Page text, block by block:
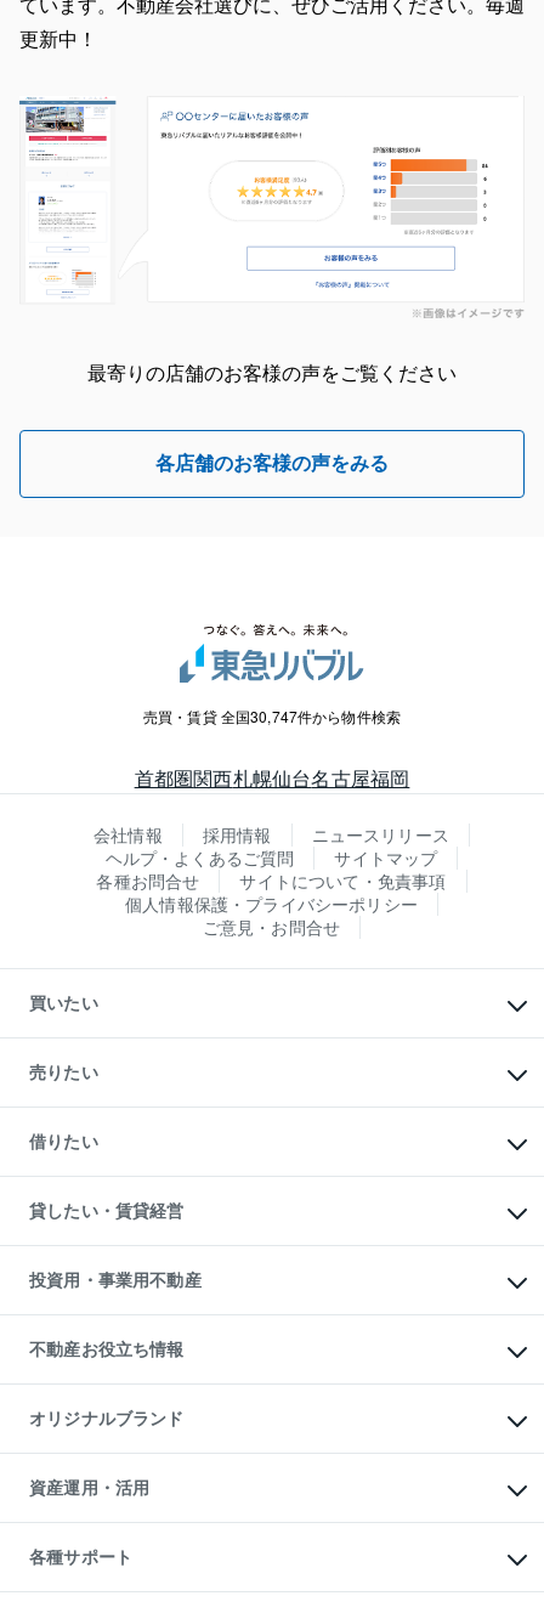
ています。不動産会社選びに、ぜひご活用ください。毎週
更新中！
最寄りの店舗のお客様の声をご覧ください
各店舗のお客様の声をみる
売買・賃貸 全国30,747件から物件検索
首都圏関西札幌仙台名古屋福岡
会社情報 採用情報
ニュースリリース
ヘルプ・よくあるご質問
サイトマップ
各種お問合せ
サイトについて・免責事項
個人情報保護・プライバシーポリシー
ご意見・お問合せ
買いたい
新築・分譲マンションの購入
中古マンションの購入
一戸建ての購入
中古一戸建ての購入
不動産購入の流れ
注目キーワード物件特集
購入ガイド
English 繁体中文簡体中文
売りたい
一戸建ての売却・査定
土地の売却・査定
スピードAI査定
不動産査定について
不動産売却の流れ
不動産買換えの流れ
売却ガイド
借りたい
オフィス・店舗の賃貸
借りるときの流れ
借りるガイド
貸したい・賃貸経営
マンション賃料データ
賃貸管理プラン
リロケーションについて
貸すガイド
投資用・事業用不動産
事業用不動産
マンション投資
投資用マンション
アパート経営
収益物件
ビル購入（ビル一棟）
投資用不動産の売却査定
事業用不動産の売却査定
不動産お役立ち情報
マンションライブラリー
人気マンションランキング
暮らしに役立つ不動産メディア
不動産相場・不動産価格情報
不動産コラム・ニュース
不動産用語集
不動産なんでもネット相談室
住まいの税金
オリジナルブランド
一棟リノベーションマンション
L`GENTE（ルジェンテ）
区分リノベーションマンション
投資用一棟レジデンスWELL
不動産小口投資
資産運用・活用
不動産M&A
アセットマネジメント・出資
各種サポート